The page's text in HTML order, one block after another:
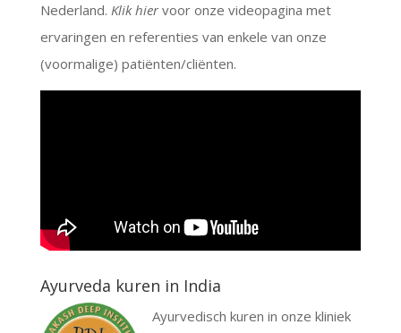
Nederland. Klik hiervoor onze videopagina met
ervaringen en referenties van enkele van onze
(voormalige) patiënten/cliënten.
Ayurveda kuren in India
Ayurvedisch kuren in onze kliniek